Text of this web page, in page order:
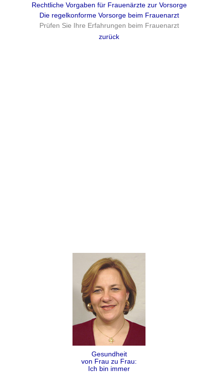
Rechtliche Vorgaben für Frauenärzte zur Vorsorge
Die regelkonforme Vorsorge beim Frauenarzt
Prüfen Sie Ihre Erfahrungen beim Frauenarzt
zurück
Gesundheit
von Frau zu Frau:
Ich bin immer